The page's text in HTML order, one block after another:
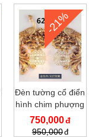
-21%
Đèn tường cổ điển
hình chim phượng
mạ đồng 6257
750,000
950,000